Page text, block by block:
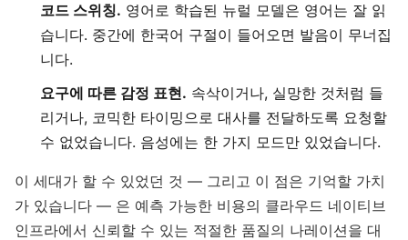
코드 스위칭. 영어로 학습된 뉴럴 모델은 영어는 잘 읽
습니다. 중간에 한국어 구절이 들어오면 발음이 무너집
니다.
요구에 따른 감정 표현. 속삭이거나, 실망한 것처럼 들
리거나, 코믹한 타이밍으로 대사를 전달하도록 요청할
수 없었습니다. 음성에는 한 가지 모드만 있었습니다.
이 세대가 할 수 있었던 것 — 그리고 이 점은 기억할 가치
가 있습니다 — 은 예측 가능한 비용의 클라우드 네이티브
인프라에서 신뢰할 수 있는 적절한 품질의 나레이션을 대